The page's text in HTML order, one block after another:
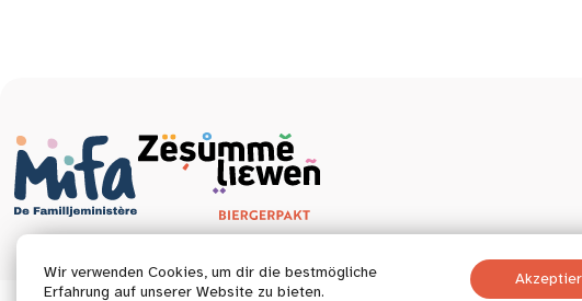
Wir verwenden Cookies, um dir die bestmögliche
Erfahrung auf unserer Website zu bieten.